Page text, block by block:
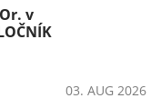
v
03. AUG 2026